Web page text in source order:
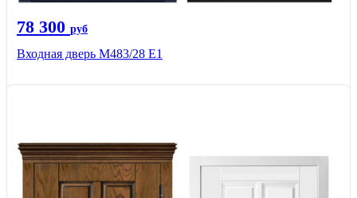
78 300 руб
Входная дверь М483/28 Е1